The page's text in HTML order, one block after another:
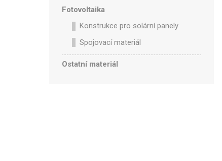
Fotovoltaika
Konstrukce pro solární panely
Spojovací materiál
Ostatní materiál